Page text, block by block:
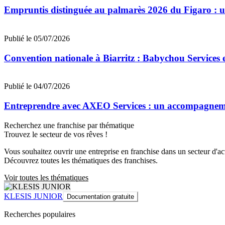
Empruntis distinguée au palmarès 2026 du Figaro :
Publié le 05/07/2026
Convention nationale à Biarritz : Babychou
Publié le 04/07/2026
Entreprendre avec AXEO Services : un
Recherchez une franchise par thématique
Trouvez le secteur de vos rêves !
Vous souhaitez ouvrir une entreprise en franchise dans un secteur
Découvrez toutes les thématiques des franchises.
Voir toutes les thématiques
KLESIS JUNIOR Documentation gratuite
Recherches populaires